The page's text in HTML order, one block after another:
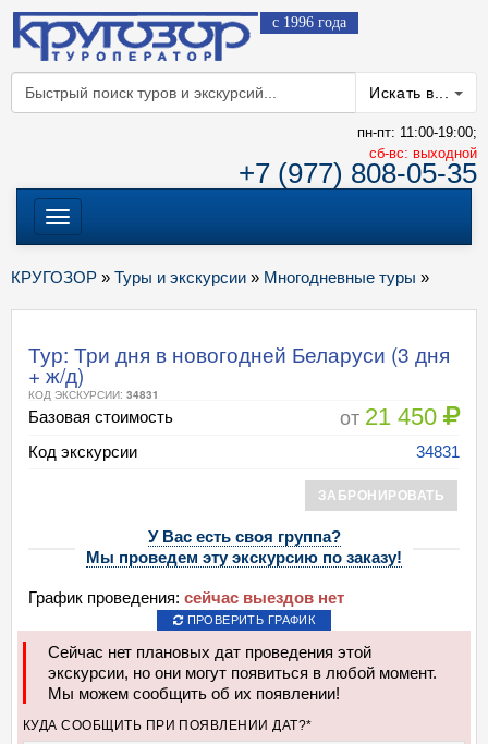
с 1996 года
Искать в...
пн-пт: 11:00-19:00;
cб-вс: выходной
+7 (977) 808-05-35
Меню
КРУГОЗОР » Туры и экскурсии » Многодневные туры »
Тур: Три дня в новогодней Беларуси (3 дня
+ ж/д)
КОД ЭКСКУРСИИ: 34831
Базовая стоимость от 21 450
Код экскурсии 34831
ЗАБРОНИРОВАТЬ
У Вас есть своя группа?
Мы проведем эту экскурсию по заказу!
График проведения: сейчас выездов нет
ПРОВЕРИТЬ ГРАФИК
Сейчас нет плановых дат проведения этой
экскурсии, но они могут появиться в любой момент.
Мы можем сообщить об их появлении!
КУДА СООБЩИТЬ ПРИ ПОЯВЛЕНИИ ДАТ?*